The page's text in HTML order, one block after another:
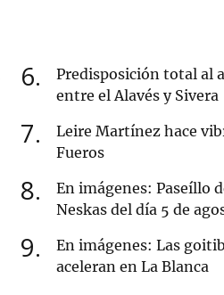
6
Predisposición total al
entre el Alavés y Sivera
7
Leire Martínez hace
Fueros
8
En imágenes: Paseíllo
Neskas del día 5 de
9
En imágenes: Las
aceleran en La Blanca